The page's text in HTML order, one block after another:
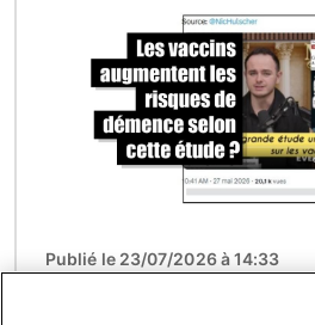
Publié le 23/07/2026 à 14:33
Non, cette étude ne